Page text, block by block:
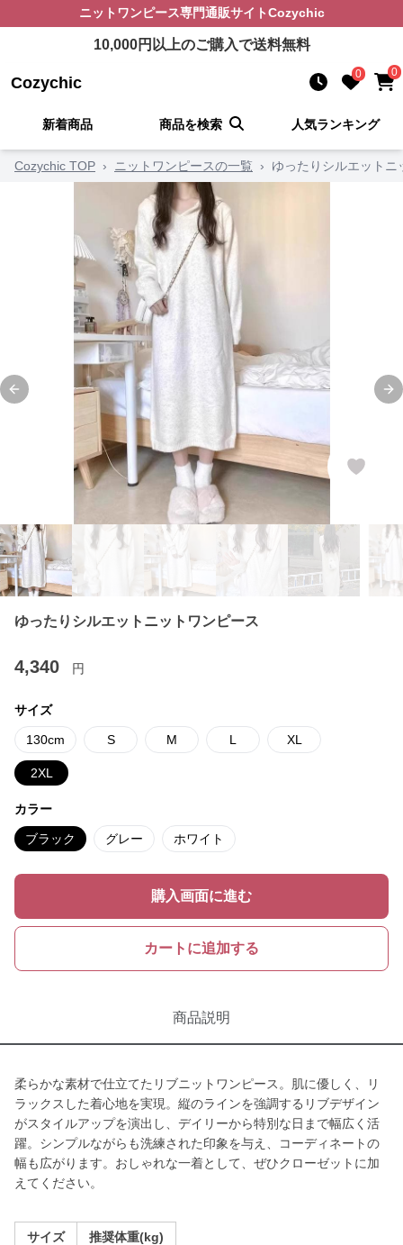
ニットワンピース専門通販サイトCozychic
10,000円以上のご購入で送料無料
Cozychic 0 0
新着商品 商品を検索 人気ランキング
Cozychic TOP › ニットワンピースの一覧 › ゆったりシルエットニ
Previous slide
ゆったりシルエットニットワンピース
4,340 円
サイズ
130cm S M L XL
2XL
カラー
ブラック グレー ホワイト
購入画面に進む
カートに追加する
商品説明
柔らかな素材で仕立てたリブニットワンピース。肌に優しく、リ
ラックスした着心地を実現。縦のラインを強調するリブデザイン
がスタイルアップを演出し、デイリーから特別な日まで幅広く活
躍。シンプルながらも洗練された印象を与え、コーディネートの
幅も広がります。おしゃれな一着として、ぜひクローゼットに加
えてください。
サイズ 推奨体重(kg)